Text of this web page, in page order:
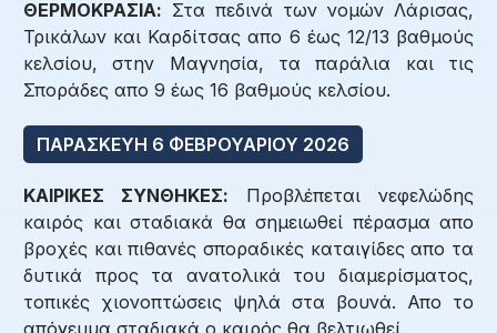
ΘΕΡΜΟΚΡΑΣΙΑ: Στα πεδινά των νομών Λάρισας,
Τρικάλων και Καρδίτσας απο 6 έως 12/13 βαθμούς
κελσίου, στην Μαγνησία, τα παράλια και τις
Σποράδες απο 9 έως 16 βαθμούς κελσίου.
ΠΑΡΑΣΚΕΥΗ 6 ΦΕΒΡΟΥΑΡΙΟΥ 2026
ΚΑΙΡΙΚΕΣ ΣΥΝΘΗΚΕΣ:
Προβλέπεται νεφελώδης
καιρός και σταδιακά θα σημειωθεί πέρασμα απο
βροχές και πιθανές σποραδικές καταιγίδες απο τα
δυτικά προς τα ανατολικά του διαμερίσματος,
τοπικές χιονοπτώσεις ψηλά στα βουνά. Απο το
απόγευμα σταδιακά ο καιρός θα βελτιωθεί.